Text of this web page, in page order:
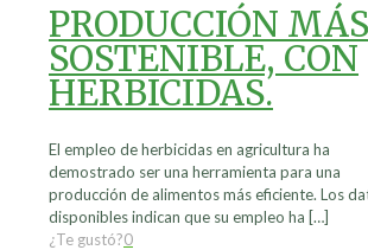
PRODUCCIÓN MÁS
SOSTENIBLE, CON
HERBICIDAS.
El empleo de herbicidas en agricultura ha
demostrado ser una herramienta para una
producción de alimentos más eficiente. Los
disponibles indican que su empleo ha […]
¿Te gustó?0